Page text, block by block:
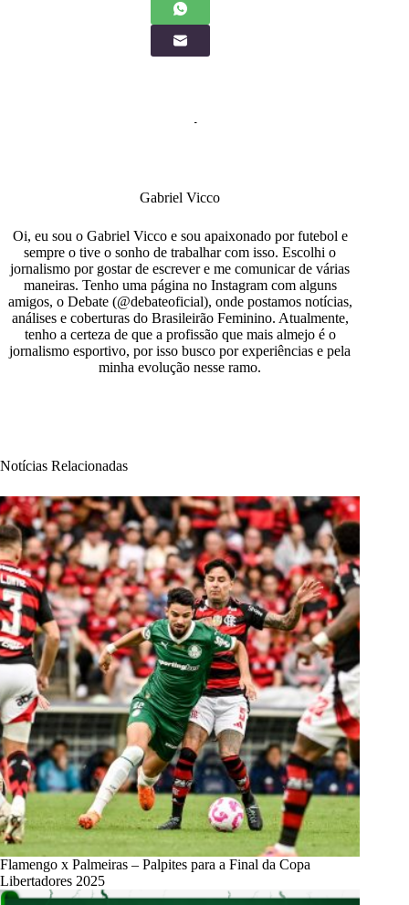
Gabriel Vicco
Oi, eu sou o Gabriel Vicco e sou apaixonado por futebol e
sempre o tive o sonho de trabalhar com isso. Escolhi o
jornalismo por gostar de escrever e me comunicar de várias
maneiras. Tenho uma página no Instagram com alguns
amigos, o Debate (@debateoficial), onde postamos notícias,
análises e coberturas do Brasileirão Feminino. Atualmente,
tenho a certeza de que a profissão que mais almejo é o
jornalismo esportivo, por isso busco por experiências e pela
minha evolução nesse ramo.
Notícias Relacionadas
Flamengo x Palmeiras – Palpites para a Final da Copa
Libertadores 2025